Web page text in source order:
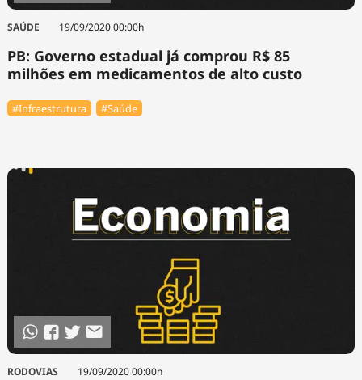
SAÚDE 19/09/2020 00:00h
PB: Governo estadual já comprou R$ 85
milhões em medicamentos de alto custo
#Infraestrutura #Saúde
RODOVIAS 19/09/2020 00:00h